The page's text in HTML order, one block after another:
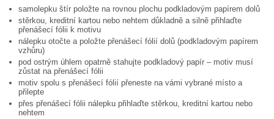
samolepku štír položte na rovnou plochu podkladovým papírem dolů
stěrkou, kreditní kartou nebo nehtem důkladně a silně přihlaďte
přenášecí fólii k motivu
nálepku otočte a položte přenášecí fólií dolů (podkladovým papírem
vzhůru)
pod ostrým úhlem opatrně stahujte podkladový papír – motiv musí
zůstat na přenášecí fólii
motiv spolu s přenášecí fólií přeneste na vámi vybrané místo a
přilepte
přes přenášecí fólii nálepku přihlaďte stěrkou, kreditní kartou nebo
nehtem